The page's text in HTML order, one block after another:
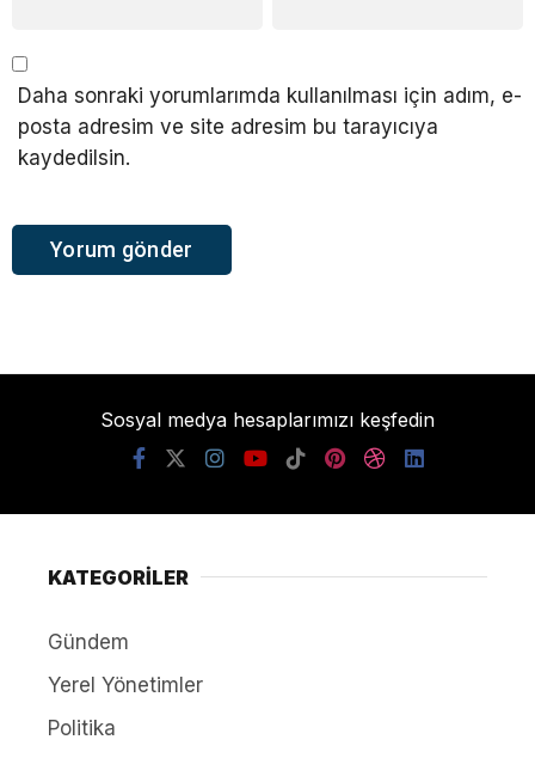
Daha sonraki yorumlarımda kullanılması için adım, e-
posta adresim ve site adresim bu tarayıcıya
kaydedilsin.
Sosyal medya hesaplarımızı keşfedin
KATEGORİLER
Gündem
Yerel Yönetimler
Politika